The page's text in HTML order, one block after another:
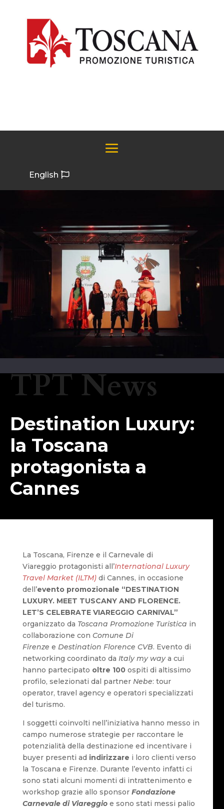
English
TPT News
Destination Luxury:
la Toscana
protagonista a
Cannes
La Toscana, Firenze e il Carnevale di
Viareggio protagonisti all’International Luxury
Travel Market (ILTM)di Cannes, in occasione
dell’evento promozionale “DESTINATION
LUXURY. MEET TUSCANY AND FLORENCE.
LET’S CELEBRATE VIAREGGIO CARNIVAL”
organizzato da Toscana Promozione Turistica in
collaborazione con Comune Di
Firenze e Destination Florence CVB. Evento di
networking coordinato da Italy my waya cui
hanno partecipato oltre 100ospiti di altissimo
profilo, selezionati dal partner Nebe: tour
operator, travel agency e operatori specializzati
del turismo.
I soggetti coinvolti nell’iniziativa hanno messo in
campo numerose strategie per raccontare le
potenzialità della destinazione ed incentivare i
buyer presenti ad indirizzare i loro clienti verso
la Toscana e Firenze. Durante l’evento infatti ci
sono stati alcuni momenti di intrattenimento e
workshop grazie allo sponsor Fondazione
Carnevale di Viareggioe sono stati messi palio